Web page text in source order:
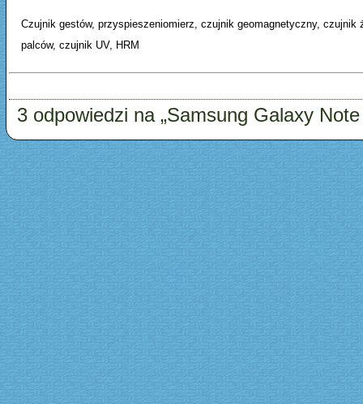
Czujnik gestów, przyspieszeniomierz, czujnik geomagnetyczny,
palców, czujnik UV, HRM
3 odpowiedzi na „Samsung Galaxy Note